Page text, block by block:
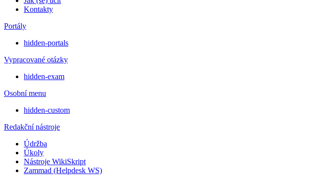
Kontakty
Portály
hidden-portals
Vypracované otázky
hidden-exam
Osobní menu
hidden-custom
Redakční nástroje
Údržba
Úkoly
Nástroje WikiSkript
Zammad (Helpdesk WS)